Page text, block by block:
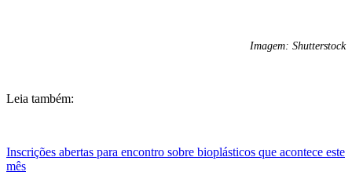
Imagem: Shutterstock
Leia também:
Inscrições abertas para encontro sobre bioplásticos que acontece este
mês